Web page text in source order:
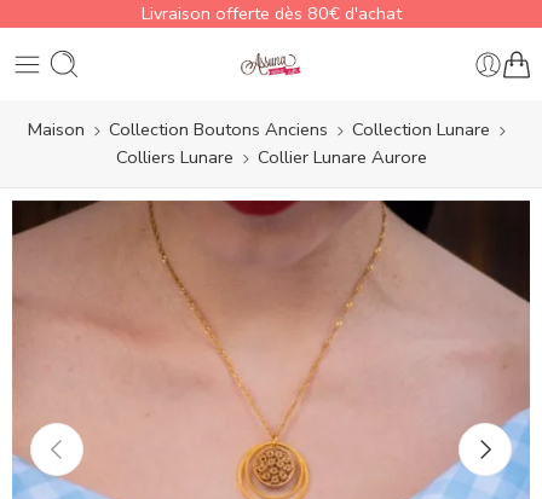
Livraison offerte dès 80€ d'achat
Maison Collection Boutons Anciens
Collection Lunare
Colliers Lunare
Collier Lunare Aurore